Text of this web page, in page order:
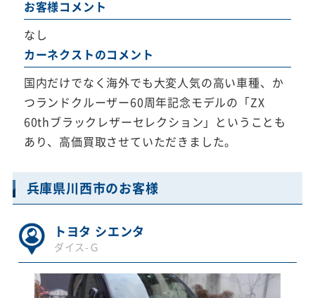
お客様コメント
なし
カーネクストのコメント
国内だけでなく海外でも大変人気の高い車種、か
つランドクルーザー60周年記念モデルの「ZX
60thブラックレザーセレクション」ということも
あり、高価買取させていただきました。
兵庫県川西市のお客様
トヨタ シエンタ
ダイス-Ｇ